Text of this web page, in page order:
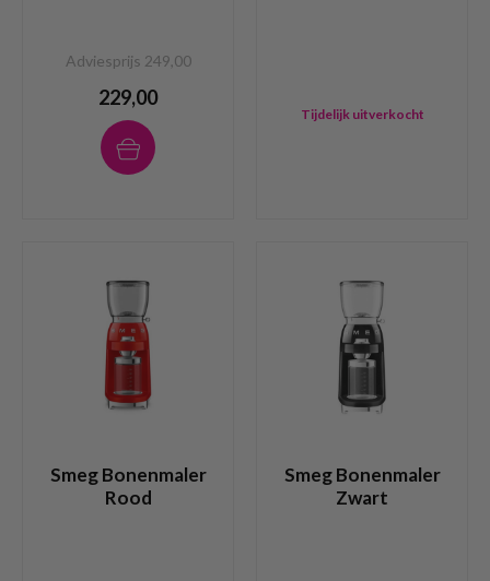
Adviesprijs 249,00
229,00
Tijdelijk uitverkocht
Smeg Bonenmaler
Rood
Smeg Bonenmaler
Zwart